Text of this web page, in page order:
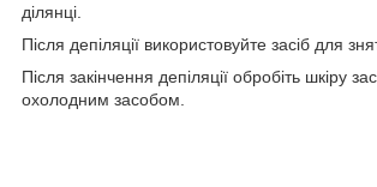
ділянці.
Після депіляції використовуйте засіб для
Після закінчення депіляції обробіть шкіру
охолодним засобом.